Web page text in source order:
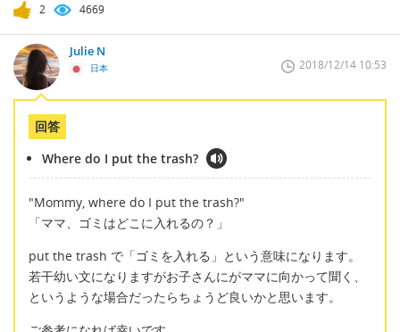
2 4669
Julie N
日本 2018/12/14 10:53
回答
Where do I put the trash?
"Mommy, where do I put the trash?"
「ママ、ゴミはどこに入れるの？」
put the trash で「ゴミを入れる」という意味になります。
若干幼い文になりますがお子さんにがママに向かって聞く、
というような場合だったらちょうど良いかと思います。